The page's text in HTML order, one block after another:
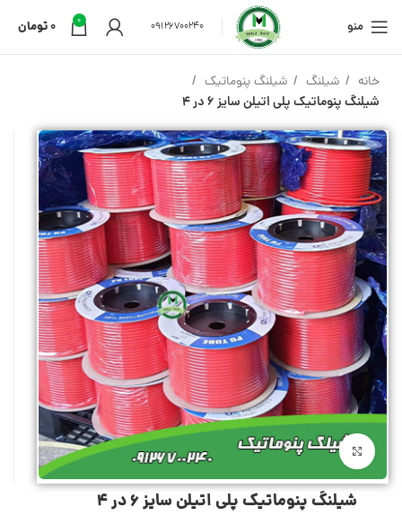
منو 09126700240
0
0تومان
خانه شیلنگ شیلنگ پنوماتیک
شیلنگ پنوماتیک پلی اتیلن سایز 6 در 4
بزرگنمایی تصویر
شیلنگ پنوماتیک پلی اتیلن سایز 6 در 4